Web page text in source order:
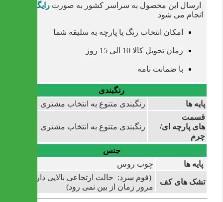
ارسال این محصول به سراسر کشور به صورت رایگان
انجام می شود
امکان انتخاب رنگ یا پارچه به سلیقه شما
زمان تحویل کالا 10 الی 15 روز
با ضمانت نامه
رنگبندی
پایه ها
رنگبندی متنوع به انتخاب مشتری
قسمت
های پارچه ای/
چرم
رنگبندی متنوع به انتخاب مشتری
جنس
پایه ها
چوب روس
تشک های کف
(فوم سرد: حالت ارتجاعی بالایی دارد و به
مرور زمان از بین نمی رود)